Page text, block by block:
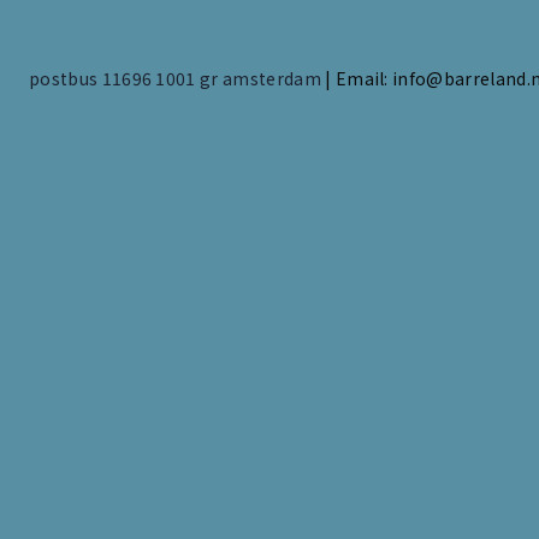
postbus 11696 1001 gr amsterdam | Email: